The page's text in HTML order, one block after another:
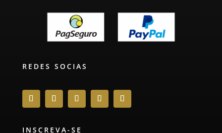
REDES SOCIAS
INSCREVA-SE